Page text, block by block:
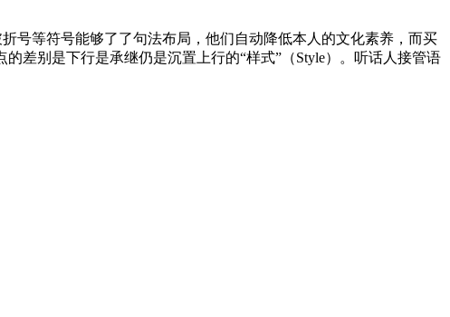
等符号能够了了句法布局，他们自动降低本人的文化素养，而买
差别是下行是承继仍是沉置上行的“样式”（Style）。听话人接管语